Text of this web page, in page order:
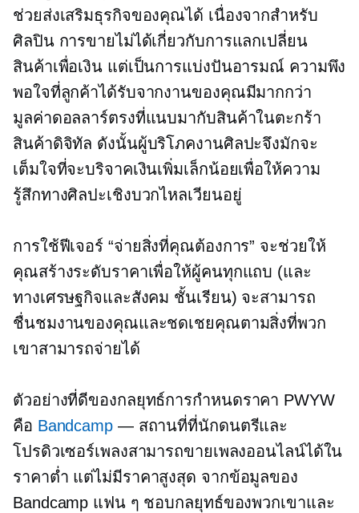
ช่วยส่งเสริมธุรกิจของคุณได้ เนื่องจากสำหรับ
ศิลปิน การขายไม่ได้เกี่ยวกับการแลกเปลี่ยน
สินค้าเพื่อเงิน แต่เป็นการแบ่งปันอารมณ์ ความพึง
พอใจที่ลูกค้าได้รับจากงานของคุณมีมากกว่า
มูลค่าดอลลาร์ตรงที่แนบมากับสินค้าในตะกร้า
สินค้าดิจิทัล ดังนั้นผู้บริโภคงานศิลปะจึงมักจะ
เต็มใจที่จะบริจาคเงินเพิ่มเล็กน้อยเพื่อให้ความ
รู้สึกทางศิลปะเชิงบวกไหลเวียนอยู่
การใช้ฟีเจอร์ “จ่ายสิ่งที่คุณต้องการ” จะช่วยให้
คุณสร้างระดับราคาเพื่อให้ผู้คนทุกแถบ (และ
ทางเศรษฐกิจและสังคม ชั้นเรียน) จะสามารถ
ชื่นชมงานของคุณและชดเชยคุณตามสิ่งที่พวก
เขาสามารถจ่ายได้
ตัวอย่างที่ดีของกลยุทธ์การกำหนดราคา PWYW
คือ Bandcamp— สถานที่ที่นักดนตรีและ
โปรดิวเซอร์เพลงสามารถขายเพลงออนไลน์ได้ใน
ราคาต่ำ แต่ไม่มีราคาสูงสุด จากข้อมูลของ
Bandcamp แฟน ๆ ชอบกลยุทธ์ของพวกเขาและ